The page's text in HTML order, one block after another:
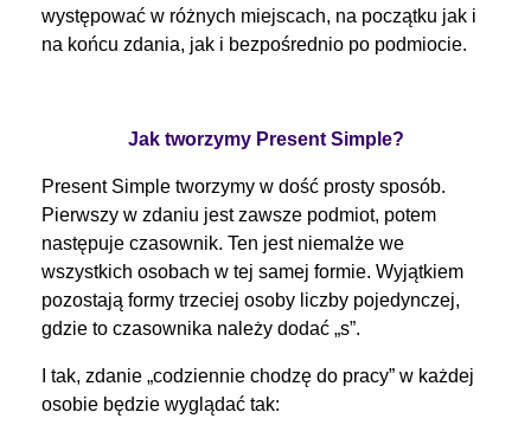
występować w różnych miejscach, na początku jak i
na końcu zdania, jak i bezpośrednio po podmiocie.
Jak tworzymy Present Simple?
Present Simple tworzymy w dość prosty sposób.
Pierwszy w zdaniu jest zawsze podmiot, potem
następuje czasownik. Ten jest niemalże we
wszystkich osobach w tej samej formie. Wyjątkiem
pozostają formy trzeciej osoby liczby pojedynczej,
gdzie to czasownika należy dodać „s”.
I tak, zdanie „codziennie chodzę do pracy” w każdej
osobie będzie wyglądać tak: